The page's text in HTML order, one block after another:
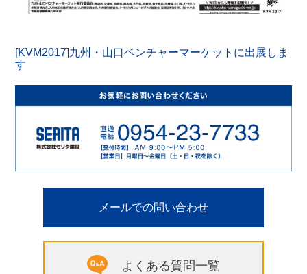
[KVM2017]九州・山口ベンチャーマーケットに出展しま
す
メールでの問い合わせ
よくある質問一覧